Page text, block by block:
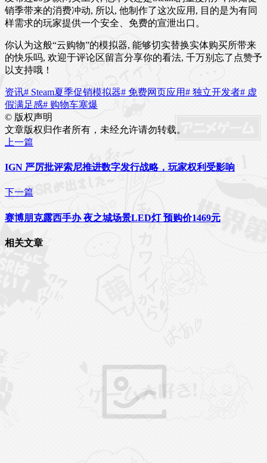
销季带来的消费冲动, 所以, 他制作了这次应用, 目的是为有同
样需求的玩家提供一个安全、免费的宣泄出口。
你认为这般“云购物”的模拟器, 能够切实替换实体购买所带来
的快乐吗, 欢迎于评论区留言分享你的看法, 千万别忘了点赞予
以支持哦！
资讯# Steam夏季促销模拟器# 免费网页应用# 独立开发者# 虚
假满足感# 购物车塞爆
© 版权声明
文章版权归作者所有，未经允许请勿转载。
上一篇
IGN 严厉批评索尼推进数字发行战略，玩家权利受影响
下一篇
赛博朋克露西手办 夜之城场景LED灯 预购价1469元
相关文章